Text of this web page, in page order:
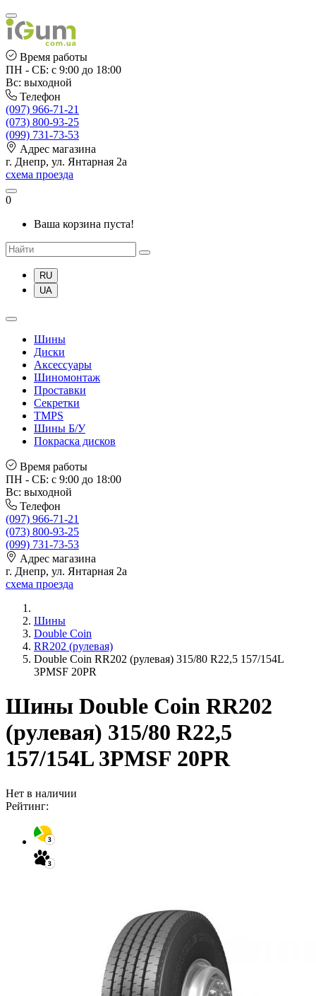
Время работы
ПН - СБ: с 9:00 до 18:00
Вс: выходной
Телефон
(097) 966-71-21
(073) 800-93-25
(099) 731-73-53
Адрес магазина
г. Днепр, ул. Янтарная 2а
схема проезда
0
Ваша корзина пуста!
RU
UA
Шины
Диски
Аксессуары
Шиномонтаж
Проставки
Секретки
TMPS
Шины Б/У
Покраска дисков
Время работы
ПН - СБ: с 9:00 до 18:00
Вс: выходной
Телефон
(097) 966-71-21
(073) 800-93-25
(099) 731-73-53
Адрес магазина
г. Днепр, ул. Янтарная 2а
схема проезда
Шины
Double Coin
RR202 (рулевая)
Double Coin RR202 (рулевая) 315/80 R22,5 157/154L
3PMSF 20PR
Шины Double Coin RR202
(рулевая) 315/80 R22,5
157/154L 3PMSF 20PR
Нет в наличии
Рейтинг: